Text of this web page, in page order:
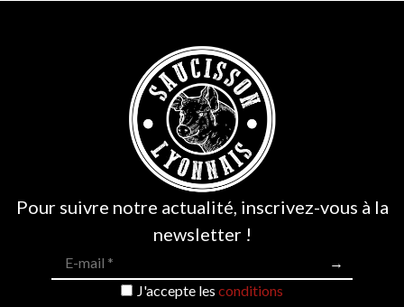
Pour suivre notre actualité, inscrivez-vous à la
newsletter !
J'accepte les conditions